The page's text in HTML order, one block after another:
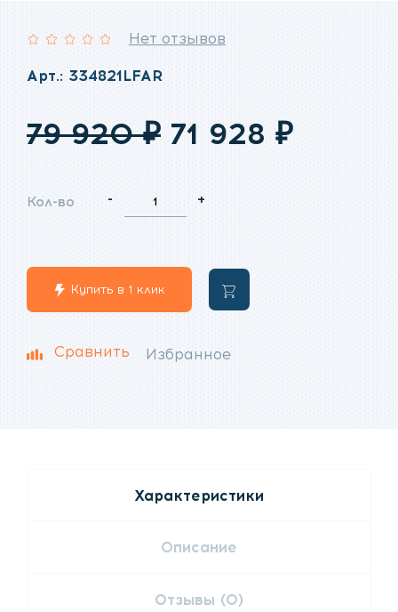
Характеристики
Описание
Отзывы (0)
Нет отзывов
Арт.: 334821LFAR
79 920₽
составляла
79
920
₽.
71 928 ₽
Кол-во - +
Купить в 1 клик
В
корзину
Сравнить Избранное